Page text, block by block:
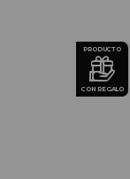
PRODUCTO
CON REGALO